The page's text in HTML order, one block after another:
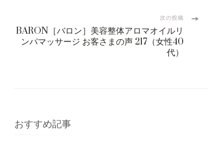
ビ
ゲ
ョ
次の投稿
BARON［バロン］美容整体アロマオイルリ
ンパマッサージ お客さまの声 217（女性40
代）
おすすめ記事